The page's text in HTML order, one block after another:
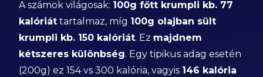
A számok világosak: 100g főtt krumpli kb. 77
kalóriát tartalmaz, míg 100g olajban sült
krumpli kb. 150 kalóriát. Ez majdnem
kétszeres különbség. Egy tipikus adag esetén
(200g) ez 154 vs 300 kalória, vagyis 146 kalória